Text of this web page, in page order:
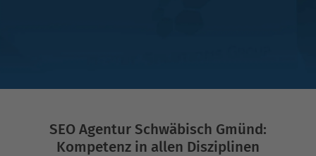
SEO Agentur Schwäbisch Gmünd:
Kompetenz in allen Disziplinen